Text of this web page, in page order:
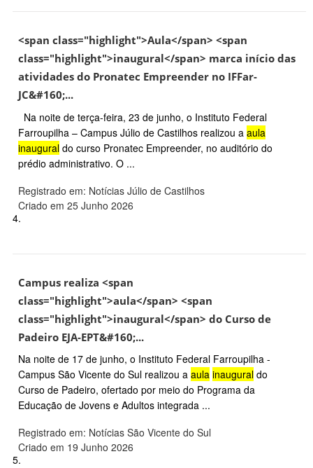
<span class="highlight">Aula</span> <span
class="highlight">inaugural</span> marca início das
atividades do Pronatec Empreender no IFFar-
JC&#160;...
Na noite de terça-feira, 23 de junho, o Instituto Federal
Farroupilha – Campus Júlio de Castilhos realizou a aula
inaugural do curso Pronatec Empreender, no auditório do
prédio administrativo. O ...
Registrado em: Notícias Júlio de Castilhos
Criado em 25 Junho 2026
4.
Campus realiza <span
class="highlight">aula</span> <span
class="highlight">inaugural</span> do Curso de
Padeiro EJA-EPT&#160;...
Na noite de 17 de junho, o Instituto Federal Farroupilha -
Campus São Vicente do Sul realizou a aula inaugural do
Curso de Padeiro, ofertado por meio do Programa da
Educação de Jovens e Adultos integrada ...
Registrado em: Notícias São Vicente do Sul
Criado em 19 Junho 2026
5.